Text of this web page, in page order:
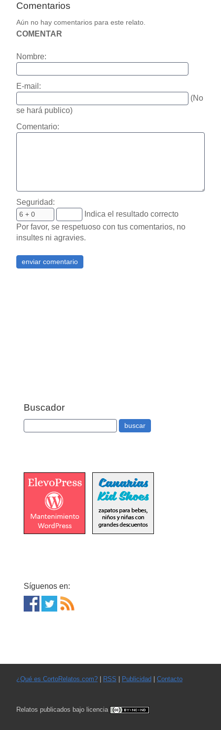
Comentarios
Aún no hay comentarios para este relato.
COMENTAR
Nombre:
E-mail:
(No
se hará publico)
Comentario:
Seguridad:
Indica el resultado correcto
Por favor, se respetuoso con tus comentarios, no
insultes ni agravies.
Buscador
Síguenos en:
¿Qué es CortoRelatos.com?| RSS Publicidad Contacto
Relatos publicados bajo licencia